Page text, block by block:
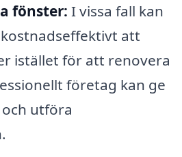
fönster: I vissa fall kan
att
istället för att renovera
företag kan ge
utföra